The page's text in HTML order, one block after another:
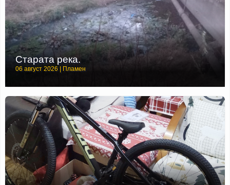
Старата река.
06 август 2026 | Пламен